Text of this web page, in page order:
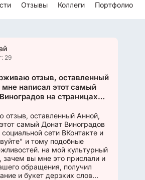
Отзывы Коллеги Портфолио
29
отзыв, оставленный
написал этот самый
на страницах
и тому подобные
вежливостей. на мой
вопрос о том, зачем вы
прислали и какая цель
обращения, получил какое
и букет дерзких слов
содержания....
отзыв, оставленный Анной,
самый Донат Виноградов
сети ВКонтакте и
и тому подобные
на мой культурный
зачем вы мне это прислали и
обращения, получил
и букет дерзких слов